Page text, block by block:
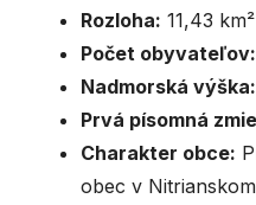
Rozloha: 11,43 km²
Počet obyvateľov:
Nadmorská výška:
Prvá písomná
Charakter obce:
obec v